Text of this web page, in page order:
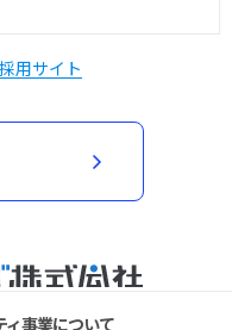
採用サイト
ィ事業について